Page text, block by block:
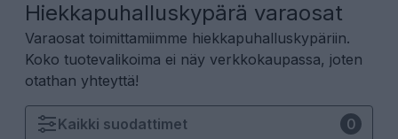
Hiekkapuhalluskypärä varaosat
Varaosat toimittamiimme hiekkapuhalluskypäriin.
Koko tuotevalikoima ei näy verkkokaupassa, joten
otathan yhteyttä!
Kaikki suodattimet 0